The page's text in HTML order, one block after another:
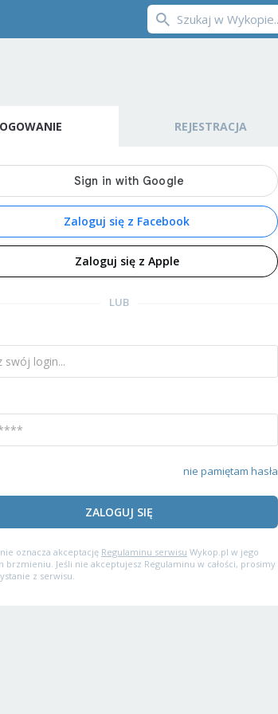
REJESTRACJA
Zaloguj się z Facebook
Zaloguj się z Apple
LUB
nie pamiętam hasła
ZALOGUJ SIĘ
oznacza akceptację Regulaminu serwisu Wykop.pl w jego
brzmieniu. Jeśli nie akceptujesz Regulaminu w całości, prosimy
z serwisu.